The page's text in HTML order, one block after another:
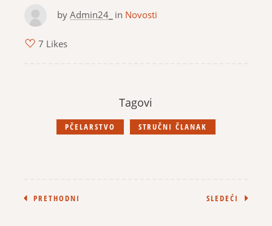
by Admin24_ in Novosti
7 Likes
Tagovi
PČELARSTVO STRUČNI ČLANAK
PRETHODNI SLEDEĆI